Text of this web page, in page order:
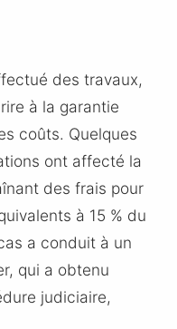
des travaux,
à la garantie
coûts. Quelques
ont affecté la
des frais pour
à 15 % du
a conduit à un
qui a obtenu
judiciaire,